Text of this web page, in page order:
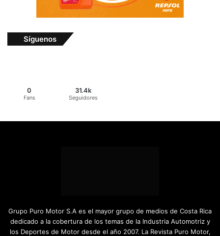
Síguenos
0
Fans
31.4k
Seguidores
Grupo Puro Motor S.A es el mayor grupo de medios de Costa Rica
dedicado a la cobertura de los temas de la Industria Automotriz y
los Deportes de Motor desde el año 2007. La Revista Puro Motor,